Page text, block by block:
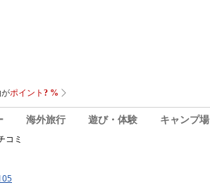
海外旅行 遊び・体験 キャンプ場
コミ